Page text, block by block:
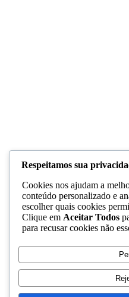
Respeitamos sua
Cookies nos ajudam a
conteúdo personalizado e
escolher quais cookies
Clique em Aceitar Todos
para recusar cookies não